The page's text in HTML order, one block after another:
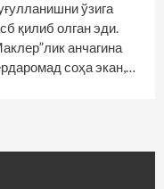
ўзига
қилиб олган эди.
анчагина
соҳа экан,…